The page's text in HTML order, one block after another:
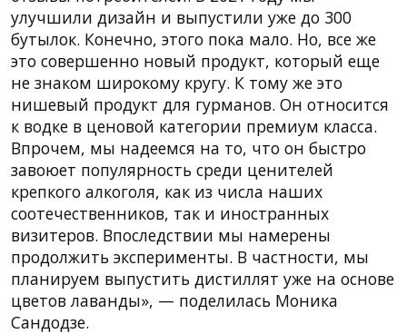
улучшили дизайн и выпустили уже до 300
бутылок. Конечно, этого пока мало. Но, все же
это совершенно новый продукт, который еще
не знаком широкому кругу. К тому же это
нишевый продукт для гурманов. Он относится
к водке в ценовой категории премиум класса.
Впрочем, мы надеемся на то, что он быстро
завоюет популярность среди ценителей
крепкого алкоголя, как из числа наших
соотечественников, так и иностранных
визитеров. Впоследствии мы намерены
продолжить эксперименты. В частности, мы
планируем выпустить дистиллят уже на основе
цветов лаванды», — поделилась Моника
Сандодзе.